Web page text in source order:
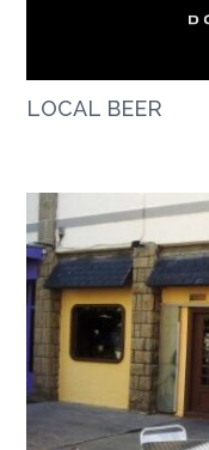
LOCAL BEER